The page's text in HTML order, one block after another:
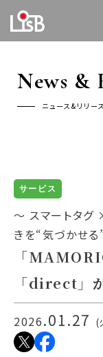
News &
ニュース&リリース
サービス
～ スマートタ
きを“気づかせ
「
「direct」
2026.01.27 (